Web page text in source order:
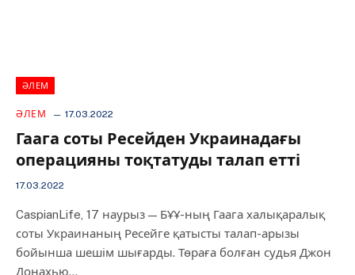
ӘЛЕМ
ӘЛЕМ 17.03.2022
Гаага соты Ресейден Украинадағы
операцияны тоқтатуды талап етті
17.03.2022
CaspianLife, 17 наурыз — БҰҰ-ның Гаага халықаралық
соты Украинаның Ресейге қатысты талап-арызы
бойынша шешім шығарды. Төраға болған судья Джон
Донахью…